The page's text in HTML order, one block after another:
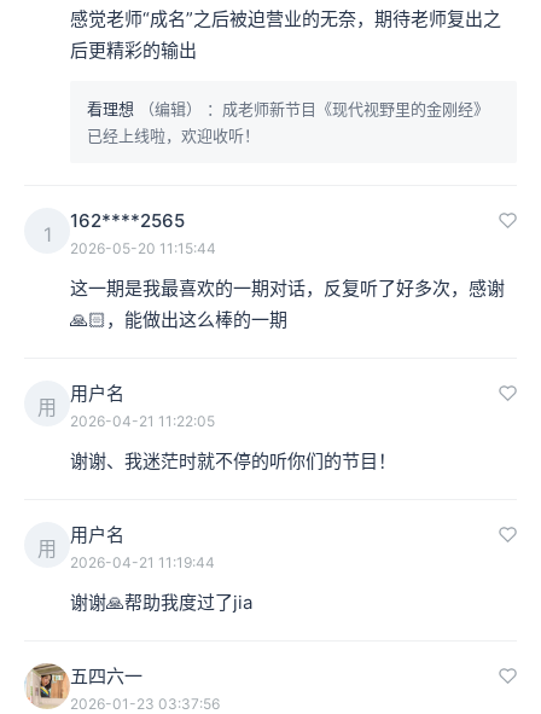
感觉老师“成名”之后被迫营业的无奈，期待老师复出之
后更精彩的输出
看理想 （编辑）
：成老师新节目《现代视野里的金刚经》
已经上线啦，欢迎收听！
1
162****2565
2026-05-20 11:15:44
这一期是我最喜欢的一期对话，反复听了好多次，感谢
🙏🏻，能做出这么棒的一期
用
用户名
2026-04-21 11:22:05
谢谢、我迷茫时就不停的听你们的节目！
用
用户名
2026-04-21 11:19:44
谢谢🙏帮助我度过了jia
五四六一
2026-01-23 03:37:56